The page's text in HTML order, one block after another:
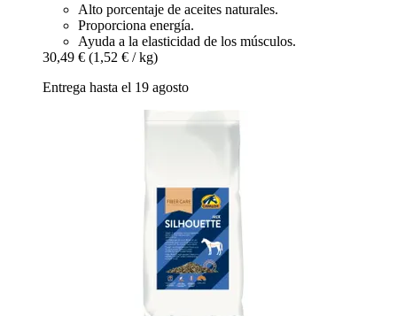
Alto porcentaje de aceites naturales.
Proporciona energía.
Ayuda a la elasticidad de los músculos.
30,49 € (1,52 € / kg)
Entrega hasta el 19 agosto